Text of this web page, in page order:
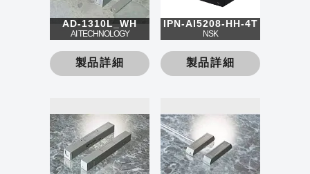
AD-1310L_WH
AI TECHNOLOGY
製品詳細
IPN-AI5208-HH-4T
NSK
製品詳細